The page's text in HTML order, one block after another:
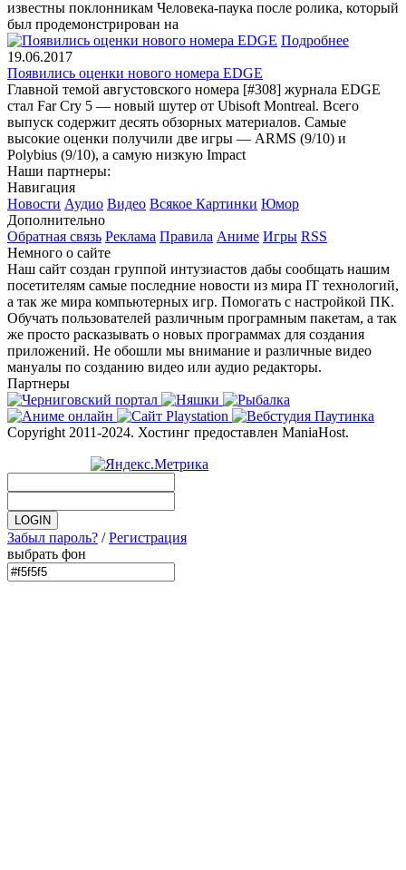
известны поклонникам Человека-паука после ролика, который
был продемонстрирован на
Подробнее
19.06.2017
Появились оценки нового номера EDGE
Главной темой августовского номера [#308] журнала EDGE
стал Far Cry 5 — новый шутер от Ubisoft Montreal. Всего
выпуск содержит десять обзорных материалов. Самые
высокие оценки получили две игры — ARMS (9/10) и
Polybius (9/10), а самую низкую Impact
Наши партнеры:
Навигация
Новости Аудио Видео Всякое Картинки Юмор
Дополнительно
Обратная связь Реклама Правила Аниме Игры RSS
Немного о сайте
Наш сайт создан группой интузиастов дабы сообщать нашим
посетителям самые последние новости из мира IT технологий,
а так же мира компьютерных игр. Помогать с настройкой ПК.
Обучать пользователей различным програмным пакетам, а так
же просто расказывать о новых программах для создания
приложений. Не обошли мы внимание и различные видео
мануалы по созданию видео или аудио редакторы.
Партнеры
Copyright 2011-2024. Хостинг предоставлен ManiaHost.
Забыл пароль? /Регистрация
выбрать фон